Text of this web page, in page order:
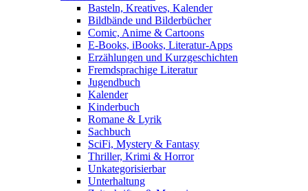
Basteln, Kreatives, Kalender
Bildbände und Bilderbücher
Comic, Anime & Cartoons
E-Books, iBooks, Literatur-Apps
Erzählungen und Kurzgeschichten
Fremdsprachige Literatur
Jugendbuch
Kalender
Kinderbuch
Romane & Lyrik
Sachbuch
SciFi, Mystery & Fantasy
Thriller, Krimi & Horror
Unkategorisierbar
Unterhaltung